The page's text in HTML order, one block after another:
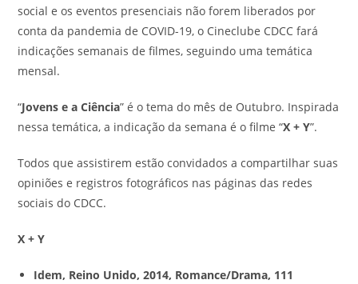
social e os eventos presenciais não forem liberados por
conta da pandemia de COVID-19, o Cineclube CDCC fará
indicações semanais de filmes, seguindo uma temática
mensal.
“Jovens e a Ciência” é o tema do mês de Outubro. Inspirada
nessa temática, a indicação da semana é o filme “X + Y”.
Todos que assistirem estão convidados a compartilhar suas
opiniões e registros fotográficos nas páginas das redes
sociais do CDCC.
X + Y
Idem, Reino Unido, 2014, Romance/Drama, 111